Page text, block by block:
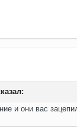
и они вас